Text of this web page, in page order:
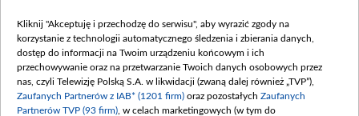
Procedura zgłoszeń wewnętrznych
Kliknij "Akceptuję i przechodzę do serwisu", aby wyrazić zgody na
korzystanie z technologii automatycznego śledzenia i zbierania danych,
dostęp do informacji na Twoim urządzeniu końcowym i ich
przechowywanie oraz na przetwarzanie Twoich danych osobowych przez
nas, czyli Telewizję Polską S.A. w likwidacji (zwaną dalej również „TVP”),
Zaufanych Partnerów z IAB* (1201 firm) oraz pozostałych Zaufanych
Partnerów TVP (93 firm) , w celach marketingowych (w tym do